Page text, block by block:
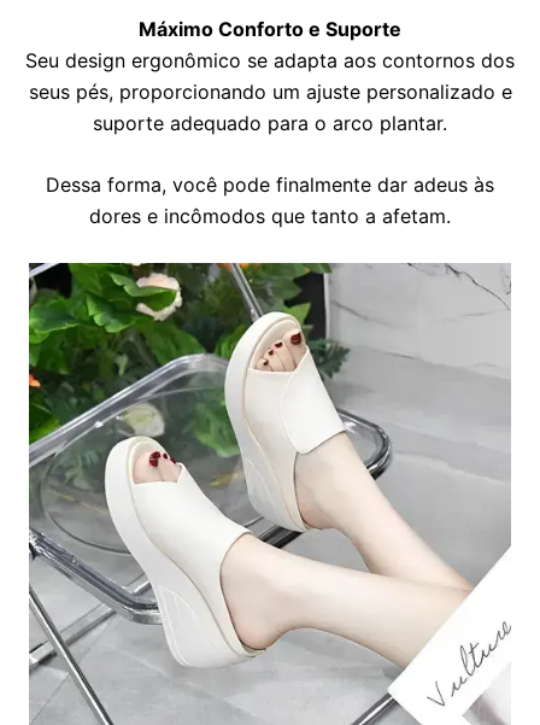
Máximo Conforto e Suporte
Seu design ergonômico se adapta aos contornos dos
seus pés, proporcionando um ajuste personalizado e
suporte adequado para o arco plantar.
Dessa forma, você pode finalmente dar adeus às
dores e incômodos que tanto a afetam.